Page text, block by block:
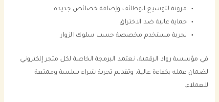
مرونة لتوسيع الوظائف وإضافة خصائص جديدة
حماية عالية ضد الاختراق
تجربة مستخدم مخصصة حسب سلوك الزوار
في مؤسسة رواد الرقمية، نعتمد البرمجة الخاصة لكل متجر إلكتروني
لضمان عمله بكفاءة عالية، وتقديم تجربة شراء سلسة وممتعة
للعملاء.